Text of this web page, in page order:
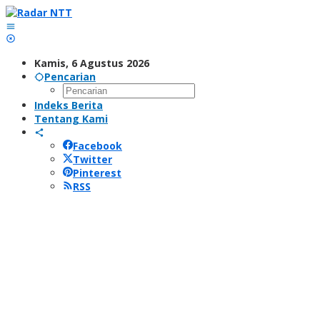
Lewati
ke
konten
Kamis, 6 Agustus 2026
Pencarian
Indeks Berita
Tentang Kami
Facebook
Twitter
Pinterest
RSS